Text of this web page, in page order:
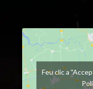
Feu clic a